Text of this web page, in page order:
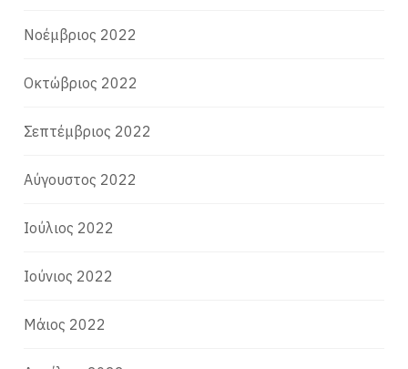
Νοέμβριος 2022
Οκτώβριος 2022
Σεπτέμβριος 2022
Αύγουστος 2022
Ιούλιος 2022
Ιούνιος 2022
Μάιος 2022